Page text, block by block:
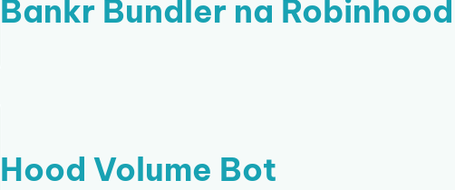
Bankr Bundler na Robinhood
Hood Volume Bot